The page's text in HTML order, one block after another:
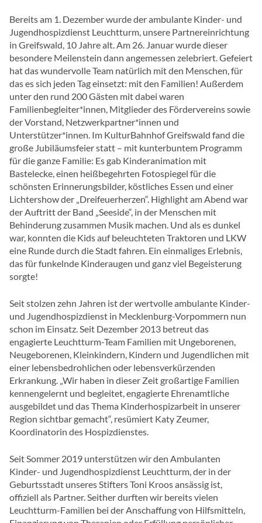
Bereits am 1. Dezember wurde der ambulante Kinder- und
Jugendhospizdienst Leuchtturm, unsere Partnereinrichtung
in Greifswald, 10 Jahre alt. Am 26. Januar wurde dieser
besondere Meilenstein dann angemessen zelebriert. Gefeiert
hat das wundervolle Team natürlich mit den Menschen, für
das es sich jeden Tag einsetzt: mit den Familien! Außerdem
unter den rund 200 Gästen mit dabei waren
Familienbegleiter*innen, Mitglieder des Fördervereins sowie
der Vorstand, Netzwerkpartner*innen und
Unterstützer*innen. Im KulturBahnhof Greifswald fand die
große Jubiläumsfeier statt – mit kunterbuntem Programm
für die ganze Familie: Es gab Kinderanimation mit
Bastelecke, einen heißbegehrten Fotospiegel für die
schönsten Erinnerungsbilder, köstliches Essen und einer
Lichtershow der „Dreifeuerherzen“. Highlight am Abend war
der Auftritt der Band „Seeside“, in der Menschen mit
Behinderung zusammen Musik machen. Und als es dunkel
war, konnten die Kids auf beleuchteten Traktoren und LKW
eine Runde durch die Stadt fahren. Ein einmaliges Erlebnis,
das für funkelnde Kinderaugen und ganz viel Begeisterung
sorgte!
Seit stolzen zehn Jahren ist der wertvolle ambulante Kinder-
und Jugendhospizdienst in Mecklenburg-Vorpommern nun
schon im Einsatz. Seit Dezember 2013 betreut das
engagierte Leuchtturm-Team Familien mit Ungeborenen,
Neugeborenen, Kleinkindern, Kindern und Jugendlichen mit
einer lebensbedrohlichen oder lebensverkürzenden
Erkrankung. „Wir haben in dieser Zeit großartige Familien
kennengelernt und begleitet, engagierte Ehrenamtliche
ausgebildet und das Thema Kinderhospizarbeit in unserer
Region sichtbar gemacht“, resümiert Katy Zeumer,
Koordinatorin des Hospizdienstes.
Seit Sommer 2019 unterstützen wir den Ambulanten
Kinder- und Jugendhospizdienst Leuchtturm, der in der
Geburtsstadt unseres Stifters Toni Kroos ansässig ist,
offiziell als Partner. Seither durften wir bereits vielen
Leuchtturm-Familien bei der Anschaffung von Hilfsmitteln,